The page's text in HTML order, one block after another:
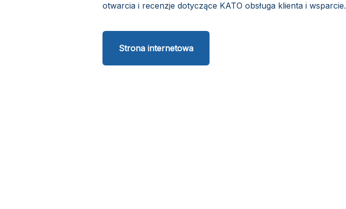
otwarcia i recenzje dotyczące KATO obsługa klienta i wsparcie.
Strona internetowa